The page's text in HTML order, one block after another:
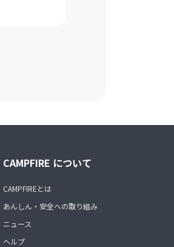
CAMPFIRE について
CAMPFIREとは
あんしん・安全への取り組み
ニュース
ヘルプ